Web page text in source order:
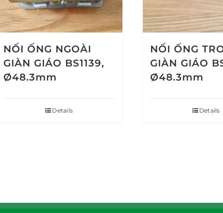
NỐI ỐNG NGOÀI
GIÀN GIÁO BS1139,
Ø48.3mm
Details
NỐI ỐNG
GIÀN GIÁO
Ø48.3mm
Details